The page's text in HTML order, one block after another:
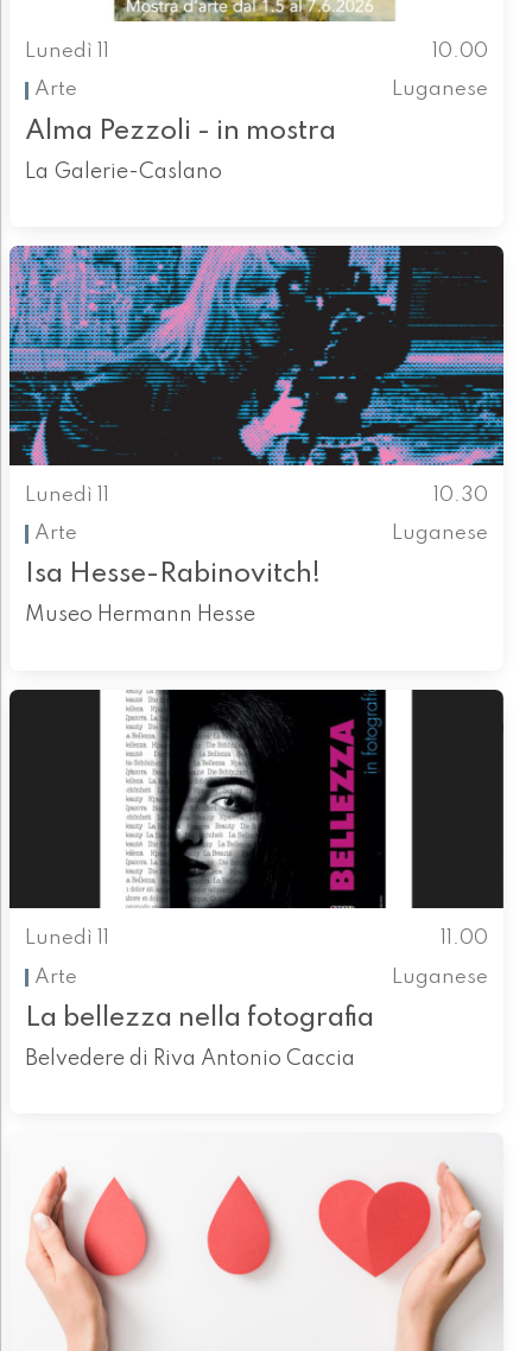
Lunedì 11
10.00
Arte
Luganese
Alma Pezzoli - in mostra
La Galerie-Caslano
Lunedì 11
10.30
Arte
Luganese
Isa Hesse-Rabinovitch!
Museo Hermann Hesse
Lunedì 11
11.00
Arte
Luganese
La bellezza nella fotografia
Belvedere di Riva Antonio Caccia